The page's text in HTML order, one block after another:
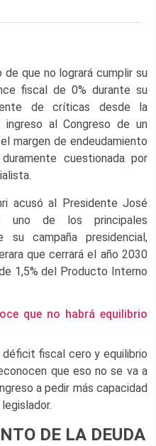
de que no logrará cumplir su
fiscal de 0% durante su
de críticas desde la
al Congreso de un
margen de endeudamiento
cuestionada por
acusó al Presidente José
uno de los principales
su campaña presidencial,
que cerrará el año 2030
1,5% del Producto Interno
que no habrá equilibrio
déficit fiscal cero y equilibrio
que eso no se va a
a pedir más capacidad
DE LA DEUDA